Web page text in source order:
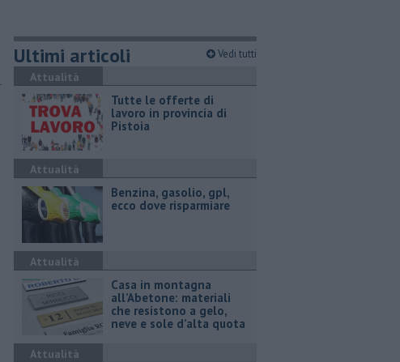
Ultimi articoli Vedi tutti
Attualità
​Tutte le offerte di
lavoro in provincia di
Pistoia
Attualità
​Benzina, gasolio, gpl,
ecco dove risparmiare
Attualità
Casa in montagna
all’Abetone: materiali
che resistono a gelo,
neve e sole d’alta quota
Attualità